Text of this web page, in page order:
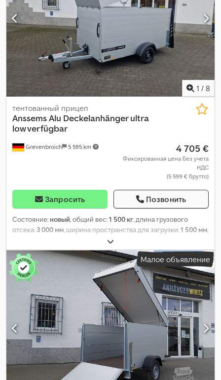
1 / 8
Grevenbroich 5 595 km
тентованный прицеп
AnssemsAlu Deckelanhänger ultra
low verfügbar
4 705 €
Фиксированная цена без учета
НДС
(5 599 € брутто)
Запросить Позвонить
Состояние: новый, общий вес:1 500 кг, длина грузового
отсека: 3 000 мм, ширина пространства для загрузки:1 500 мм,
1 530 мм
Малое объявление